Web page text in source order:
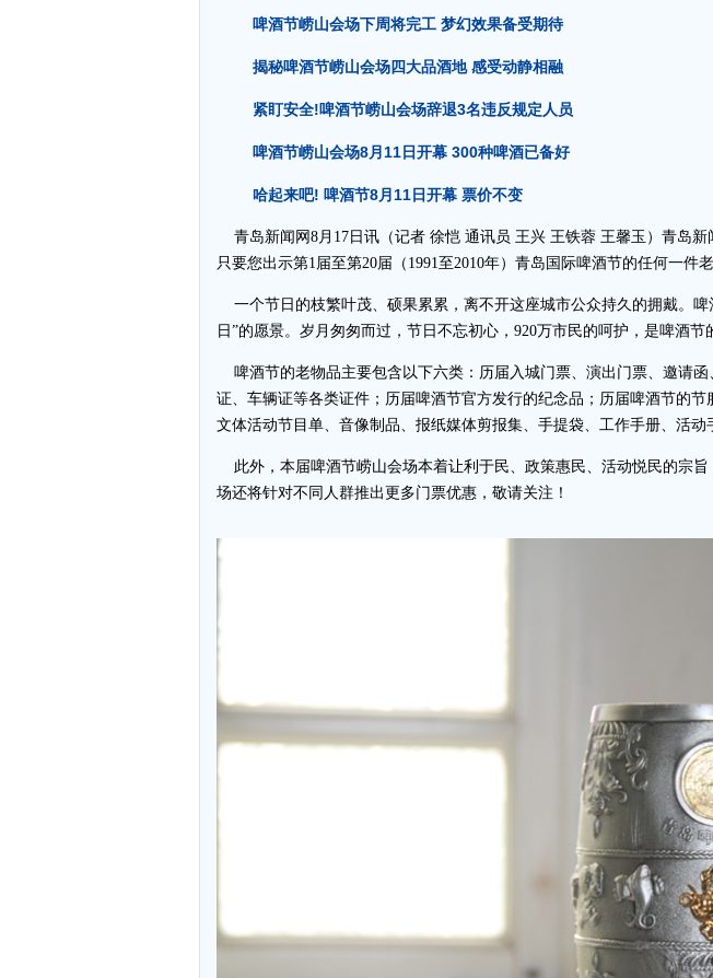
啤酒节崂山会场下周将完工 梦幻效果备受期待
揭秘啤酒节崂山会场四大品酒地 感受动静相融
紧盯安全!啤酒节崂山会场辞退3名违反规定人员
啤酒节崂山会场8月11日开幕 300种啤酒已备好
哈起来吧! 啤酒节8月11日开幕 票价不变
青岛新闻网8月17日讯（记者 徐恺 通讯员 王兴 王铁蓉 王馨玉）青岛新
只要您出示第1届至第20届（1991至2010年）青岛国际啤酒节的任何一件
一个节日的枝繁叶茂、硕果累累，离不开这座城市公众持久的拥戴。
日”的愿景。岁月匆匆而过，节日不忘初心，920万市民的呵护，是啤酒节
啤酒节的老物品主要包含以下六类：历届入城门票、演出门票、邀请
证、车辆证等各类证件；历届啤酒节官方发行的纪念品；历届啤酒节的
文体活动节目单、音像制品、报纸媒体剪报集、手提袋、工作手册、活动
此外，本届啤酒节崂山会场本着让利于民、政策惠民、活动悦民的宗
场还将针对不同人群推出更多门票优惠，敬请关注！